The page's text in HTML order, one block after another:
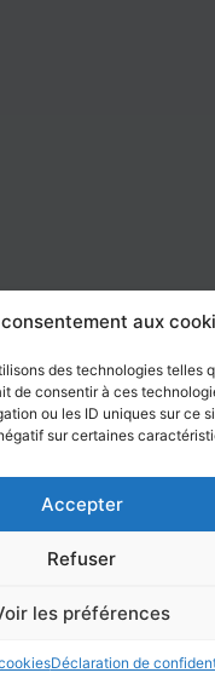
aux
des technologies telles
de consentir à ces
ou les ID uniques sur ce
sur certaines
Accepter
Refuser
les préférences
Déclaration de